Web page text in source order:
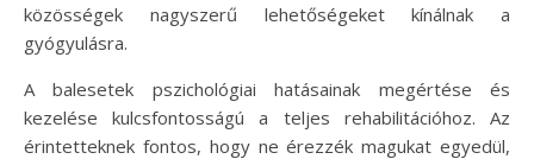
közösségek nagyszerű lehetőségeket kínálnak a
gyógyulásra.
A balesetek pszichológiai hatásainak megértése és
kezelése kulcsfontosságú a teljes rehabilitációhoz. Az
érintetteknek fontos, hogy ne érezzék magukat egyedül,